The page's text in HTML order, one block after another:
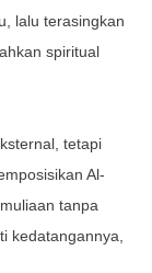
lalu terasingkan
spiritual
tetapi
Al-
tanpa
kedatangannya,